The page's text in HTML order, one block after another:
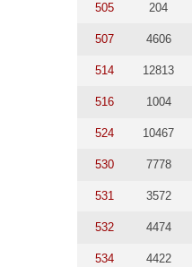
505 204
507 4606
514 12813
516 1004
524 10467
530 7778
531 3572
532 4474
534 4422